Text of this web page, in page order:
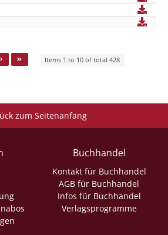
Items 1 to 10 of total 428
zum Seitenanfang
Buchhandel
Kontakt für Buchhandel
AGB für Buchhandel
Infos für Buchhandel
Verlagsprogramme